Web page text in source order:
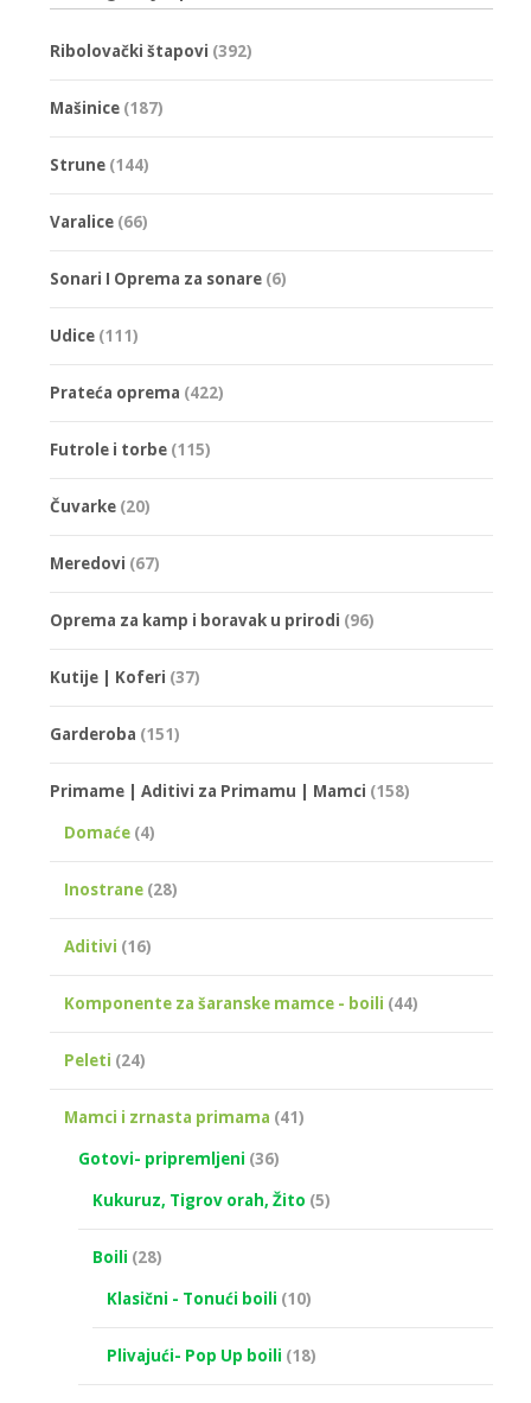
Ribolovački štapovi (392)
Mašinice (187)
Strune (144)
Varalice (66)
Sonari I Oprema za sonare (6)
Udice (111)
Prateća oprema (422)
Futrole i torbe (115)
Čuvarke (20)
Meredovi (67)
Oprema za kamp i boravak u prirodi (96)
Kutije | Koferi (37)
Garderoba (151)
Primame | Aditivi za Primamu | Mamci (158)
Domaće (4)
Inostrane (28)
Aditivi (16)
Komponente za šaranske mamce - boili (44)
Peleti (24)
Mamci i zrnasta primama (41)
Gotovi- pripremljeni (36)
Kukuruz, Tigrov orah, Žito (5)
Boili (28)
Klasični - Tonući boili (10)
Plivajući- Pop Up boili (18)